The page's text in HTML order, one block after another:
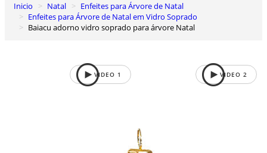
Carrinho de Compras
Inicio Natal
Enfeites para Árvore de Natal
Enfeites para Árvore de Natal em Vidro Soprado
Baiacu adorno vidro soprado para árvore Natal
VIDEO 1 VIDEO 2